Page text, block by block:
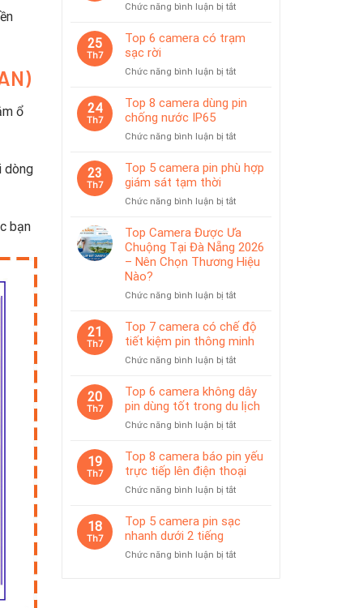
ổ
dòng
bạn
sát
dùng
Chức năng bình luận bị tắtở
10
có
treo
25
Th7
Top 6 camera có trạm
sạc rời
Chức năng bình luận bị tắtở
6
trạm
rời
24
Th7
Top 8 camera dùng pin
chống nước IP65
Chức năng bình luận bị tắtở
8
camera
pin
nước
IP65
23
Th7
Top 5 camera pin phù hợp
giám sát tạm thời
Chức năng bình luận bị tắtở
5
camera
pin
phù
giám
tạm
thời
Top Camera Được Ưa
Chuộng Tại Đà Nẵng 2026
– Nên Chọn Thương Hiệu
Nào?
Chức năng bình luận bị tắtở
Camera
Được
Chuộng
Đà
Nẵng
Chọn
Thương
Hiệu
21
Th7
Top 7 camera có chế độ
tiết kiệm pin thông minh
Chức năng bình luận bị tắtở
camera
chế
tiết
kiệm
20
Th7
Top 6 camera không dây
pin dùng tốt trong du lịch
Chức năng bình luận bị tắtở
6
camera
không
dây
dùng
19
Th7
Top 8 camera báo pin yếu
trực tiếp lên điện thoại
Chức năng bình luận bị tắtở
8
pin
18
Th7
Top 5 camera pin sạc
nhanh dưới 2 tiếng
Chức năng bình luận bị tắtở